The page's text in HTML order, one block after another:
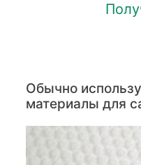
Обычно
материалы для